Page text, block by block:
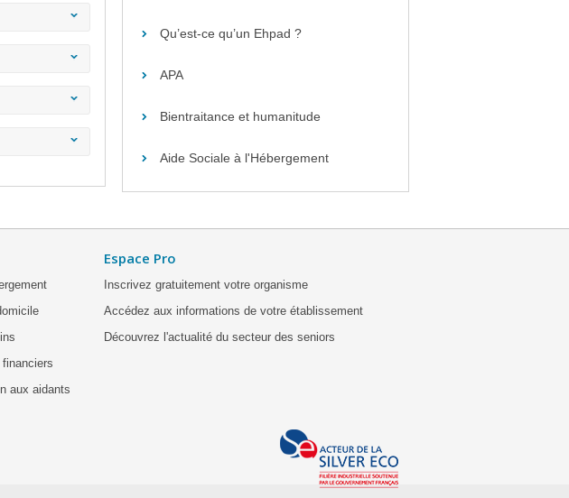
Qu’est-ce qu’un Ehpad ?
APA
Bientraitance et humanitude
Aide Sociale à l'Hébergement
aux aidants
Espace Pro
Inscrivez gratuitement votre organisme
Accédez aux informations de votre établissement
Découvrez l'actualité du secteur des seniors